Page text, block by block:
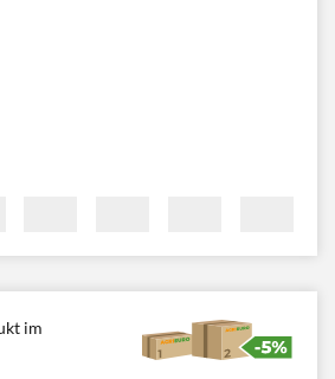
im